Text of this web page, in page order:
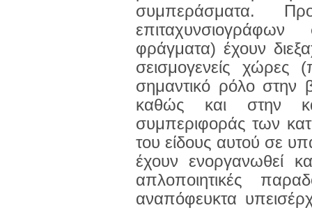
συμπεράσματα.
φράγματα) έχουν
σεισμογενείς χώρες
σημαντικό ρόλο στην
καθώς και στην
συμπεριφοράς των
του είδους αυτού σε
έχουν ενοργανωθεί
απλοποιητικές
αναπόφευκτα